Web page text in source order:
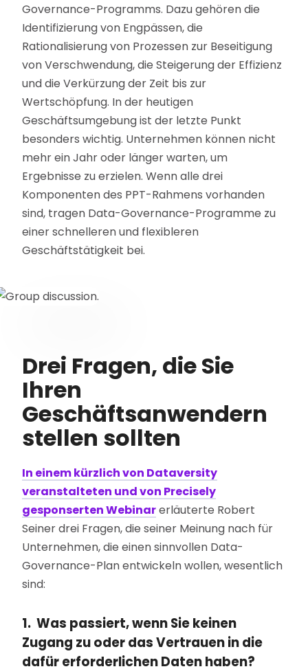
Governance-Programms. Dazu gehören die
Identifizierung von Engpässen, die
Rationalisierung von Prozessen zur Beseitigung
von Verschwendung, die Steigerung der Effizienz
und die Verkürzung der Zeit bis zur
Wertschöpfung. In der heutigen
Geschäftsumgebung ist der letzte Punkt
besonders wichtig. Unternehmen können nicht
mehr ein Jahr oder länger warten, um
Ergebnisse zu erzielen. Wenn alle drei
Komponenten des PPT-Rahmens vorhanden
sind, tragen Data-Governance-Programme zu
einer schnelleren und flexibleren
Geschäftstätigkeit bei.
Drei Fragen, die Sie
Ihren
Geschäftsanwendern
stellen sollten
In einem kürzlich von Dataversity
veranstalteten und von Precisely
gesponserten Webinarerläuterte Robert
Seiner drei Fragen, die seiner Meinung nach für
Unternehmen, die einen sinnvollen Data-
Governance-Plan entwickeln wollen, wesentlich
sind:
1. Was passiert, wenn Sie keinen
Zugang zu oder das Vertrauen in die
dafür erforderlichen Daten haben?